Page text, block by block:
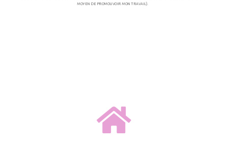
moyen de promouvoir mon travail).